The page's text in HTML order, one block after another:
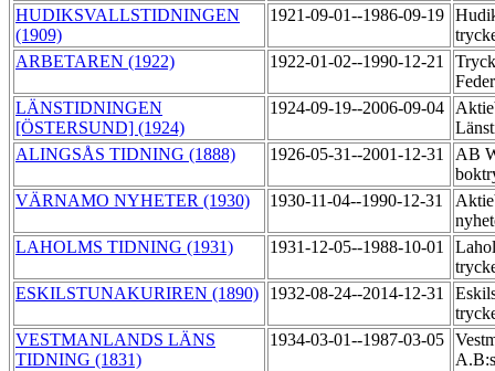
HUDIKSVALLSTIDNINGEN
(1909)
1921-09-01--1986-09-19
ARBETAREN (1922)
1922-01-02--1990-12-21
LÄNSTIDNINGEN
[ÖSTERSUND] (1924)
1924-09-19--2006-09-04
ALINGSÅS TIDNING (1888)
1926-05-31--2001-12-31
AB
VÄRNAMO NYHETER (1930)
1930-11-04--1990-12-31
LAHOLMS TIDNING (1931)
1931-12-05--1988-10-01
ESKILSTUNAKURIREN (1890)
1932-08-24--2014-12-31
VESTMANLANDS LÄNS
TIDNING (1831)
1934-03-01--1987-03-05